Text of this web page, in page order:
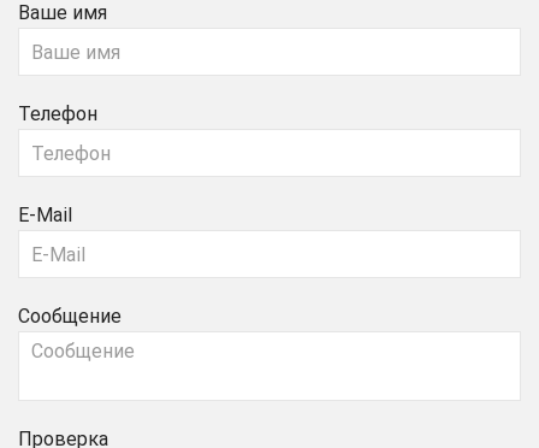
Ваше имя
Телефон
E-Mail
Сообщение
Проверка